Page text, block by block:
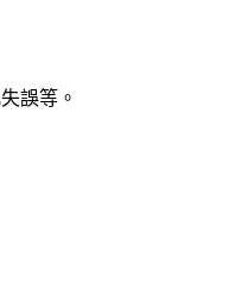
誤等。